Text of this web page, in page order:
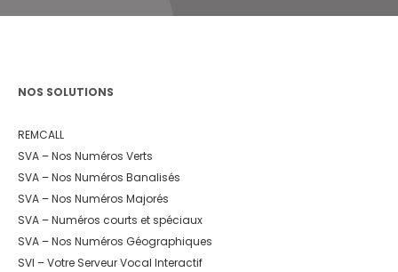
NOS SOLUTIONS
REMCALL
SVA – Nos Numéros Verts
SVA – Nos Numéros Banalisés
SVA – Nos Numéros Majorés
SVA – Numéros courts et spéciaux
SVA – Nos Numéros Géographiques
SVI – Votre Serveur Vocal Interactif